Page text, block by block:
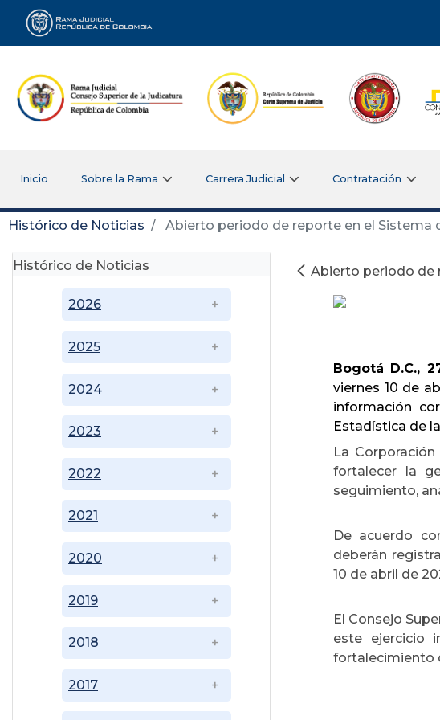
Rama Judicial
Inicio Sobre la Rama Carrera Judicial Contratación
Histórico de Noticias Abierto periodo de reporte en el Sistema
Histórico de Noticias
2017
2018
2019
2020
2021
2022
2023
2024
2025
2026
Abierto periodo de
Bogotá D.C.,
viernes 10 de
información
Estadística de
La
fortalecer la
seguimiento,
De acuerdo
deberán
10 de abril de
El Consejo
este ejercicio
fortalecimiento